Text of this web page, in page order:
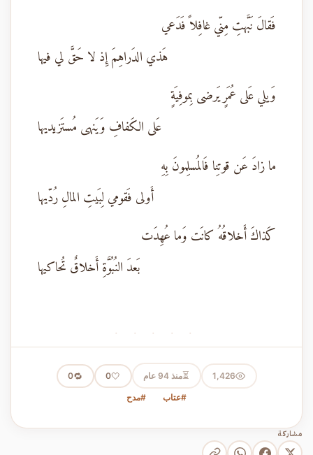
فَقالَ نَبَّهتِ مِنّي غافِلاً فَدَعي
هَذي الدَراهِمَ إِذ لا حَقَّ لي فيها
وَيلي عَلى عُمَرٍ يَرضى بِموفِيَةٍ
عَلى الكَفافِ وَيَنهى مُستَزيديها
ما زادَ عَن قوتِنا فَالمُسلِمونَ بِهِ
أَولى فَقومي لِبَيتِ المالِ رُدّيها
كَذاكَ أَخلاقُهُ كانَت وَما عُهِدَت
بَعدَ النُبُوَّةِ أَخلاقٌ تُحاكيها
· · · · ·
1,426
⏳منذ 94 عام 🤍
0
🔁
0
#عتاب #مدح
مشاركة